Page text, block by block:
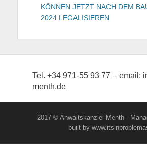
KÖNNEN JETZT NACH DEM
2024 LEGALISIEREN
Tel. +34 971-55 93 77 – email:
menth.de
2017 © Anwaltskanzlei Menth -
built by